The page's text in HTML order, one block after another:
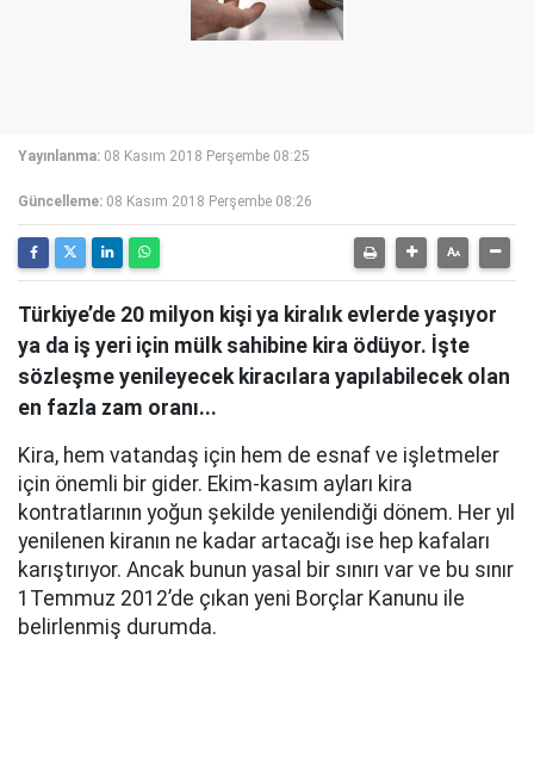
Yayınlanma: 08 Kasım 2018 Perşembe 08:25
Güncelleme: 08 Kasım 2018 Perşembe 08:26
Türkiye’de 20 milyon kişi ya kiralık evlerde yaşıyor
ya da iş yeri için mülk sahibine kira ödüyor. İşte
sözleşme yenileyecek kiracılara yapılabilecek olan
en fazla zam oranı...
Kira, hem vatandaş için hem de esnaf ve işletmeler
için önemli bir gider. Ekim-kasım ayları kira
kontratlarının yoğun şekilde yenilendiği dönem. Her yıl
yenilenen kiranın ne kadar artacağı ise hep kafaları
karıştırıyor. Ancak bunun yasal bir sınırı var ve bu sınır
1Temmuz 2012’de çıkan yeni Borçlar Kanunu ile
belirlenmiş durumda.